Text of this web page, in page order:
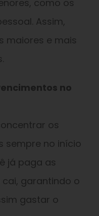
como os
Assim,
maiores e mais
no
os
sempre no início
já paga as
garantindo o
gastar o